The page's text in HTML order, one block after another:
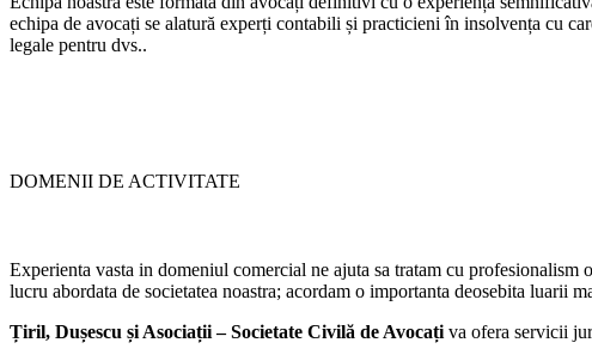
echipa de avocați se alatură experți contabili și practicieni în insolvența cu
legale pentru dvs..
DOMENII DE ACTIVITATE
Experienta vasta in domeniul comercial ne ajuta sa tratam cu
lucru abordata de societatea noastra; acordam o importanta deosebita luarii
Țiril, Dușescu și Asociații – Societate Civilă de Avocați va ofera servicii